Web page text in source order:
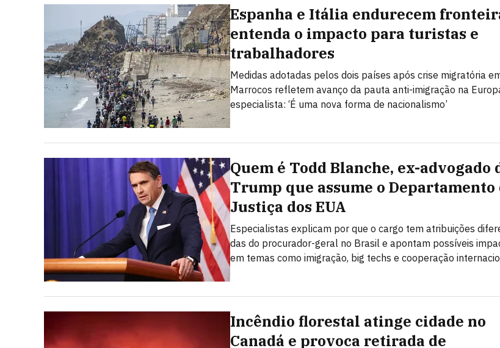
Espanha e Itália endurecem
entenda o impacto para turistas e
trabalhadores
Medidas adotadas pelos dois países após crise migratória
Marrocos refletem avanço da pauta anti-imigração na
especialista: ‘É uma nova forma de nacionalismo’
Quem é Todd Blanche, ex-advogado
Trump que assume o Departamento
Justiça dos EUA
Especialistas explicam por que o cargo tem atribuições
das do procurador-geral no Brasil e apontam possíveis
em temas como imigração, big techs e cooperação
Incêndio florestal atinge cidade no
Canadá e provoca retirada de